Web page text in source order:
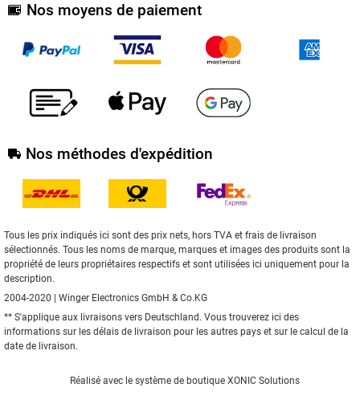
Nos moyens de paiement
Nos méthodes d'expédition
Tous les prix indiqués ici sont des prix nets, hors TVA et frais de livraison
sélectionnés. Tous les noms de marque, marques et images des produits sont la
propriété de leurs propriétaires respectifs et sont utilisées ici uniquement pour la
description.
2004-2020 | Winger Electronics GmbH & Co.KG
** S'applique aux livraisons vers Deutschland. Vous trouverez ici des
informations sur les délais de livraison pour les autres pays et sur le calcul de la
date de livraison.
Réalisé avec le système de boutique XONIC Solutions